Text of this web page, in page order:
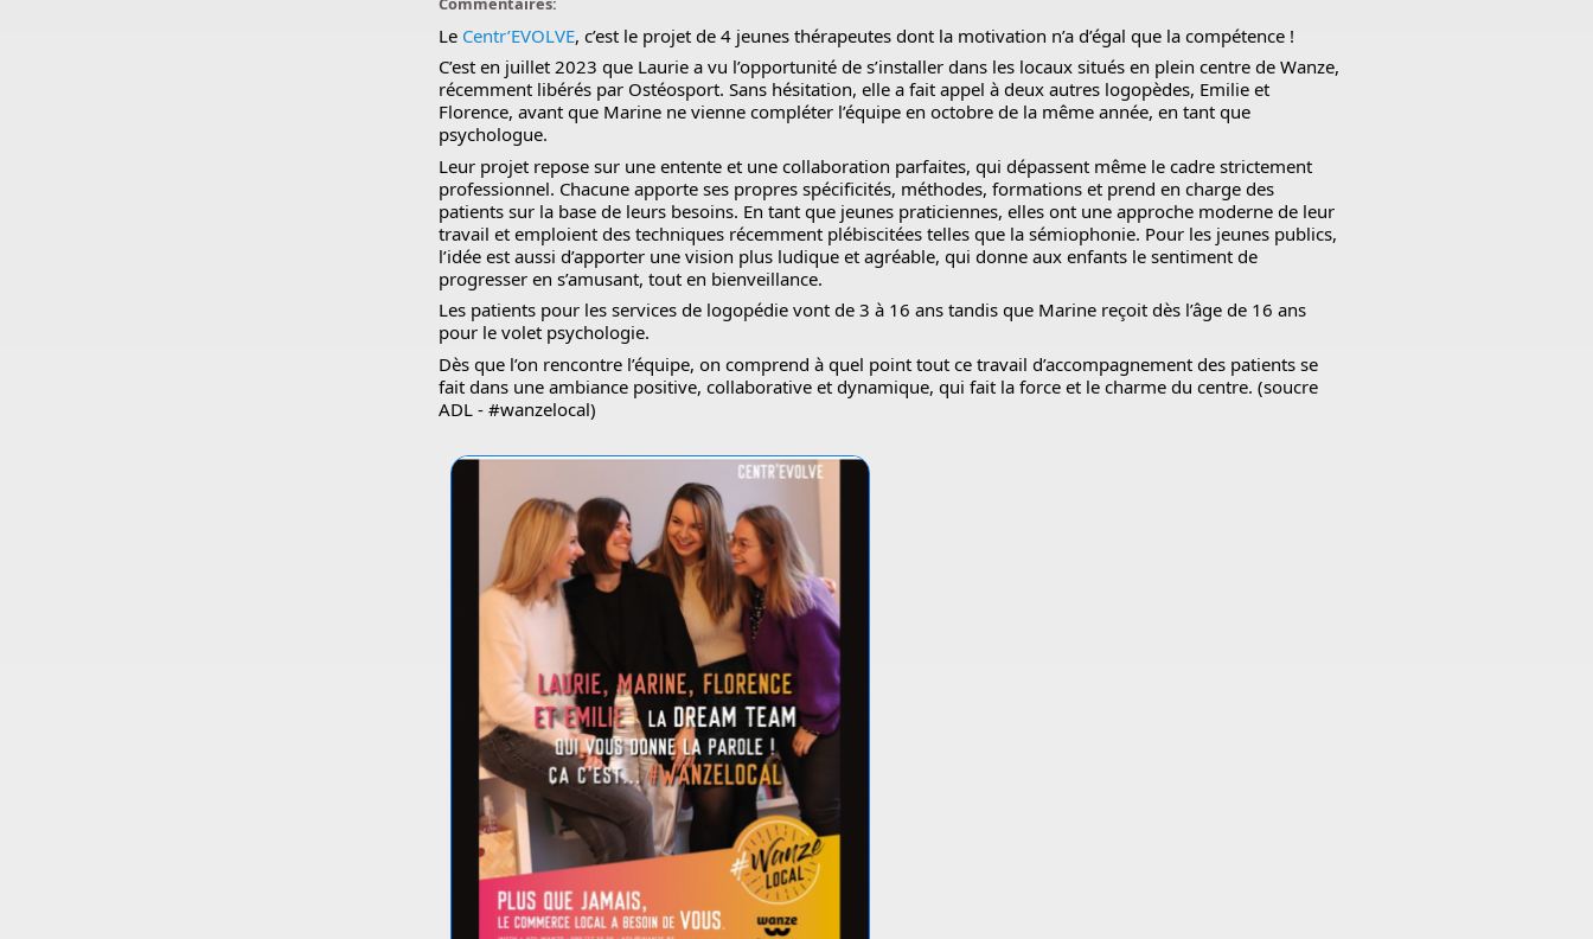
Le Centr’EVOLVE, c’est le projet de 4 jeunes thérapeutes dont la motivation n’a d’égal que la compétence !
C’est en juillet 2023 que Laurie a vu l’opportunité de s’installer dans les locaux situés en plein centre de Wanze,
récemment libérés par Ostéosport. Sans hésitation, elle a fait appel à deux autres logopèdes, Emilie et
Florence, avant que Marine ne vienne compléter l’équipe en octobre de la même année, en tant que
psychologue.
Leur projet repose sur une entente et une collaboration parfaites, qui dépassent même le cadre strictement
professionnel. Chacune apporte ses propres spécificités, méthodes, formations et prend en charge des
patients sur la base de leurs besoins. En tant que jeunes praticiennes, elles ont une approche moderne de leur
travail et emploient des techniques récemment plébiscitées telles que la sémiophonie. Pour les jeunes publics,
l’idée est aussi d’apporter une vision plus ludique et agréable, qui donne aux enfants le sentiment de
progresser en s’amusant, tout en bienveillance.
Les patients pour les services de logopédie vont de 3 à 16 ans tandis que Marine reçoit dès l’âge de 16 ans
pour le volet psychologie.
Dès que l’on rencontre l’équipe, on comprend à quel point tout ce travail d’accompagnement des patients se
fait dans une ambiance positive, collaborative et dynamique, qui fait la force et le charme du centre. (soucre
ADL - #wanzelocal)